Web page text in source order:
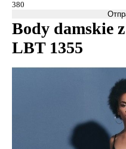
Body damskie
LBT 1355